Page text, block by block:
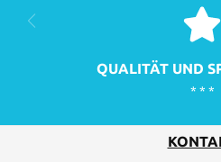
QUALITÄT UND
* * *